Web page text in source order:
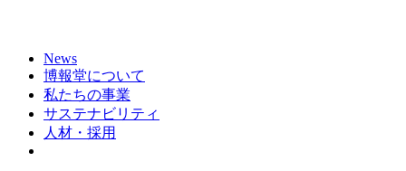
News
博報堂について
私たちの事業
サステナビリティ
人材・採用